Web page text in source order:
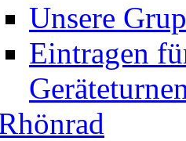
Unsere
Eintragen